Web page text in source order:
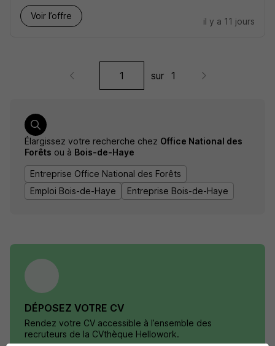
Voir l’offre
il y a 11 jours
sur 1
Élargissez votre recherche chez Office National des
Forêts ou à Bois-de-Haye
Entreprise Office National des Forêts
Emploi Bois-de-Haye
Entreprise Bois-de-Haye
DÉPOSEZ VOTRE CV
Rendez votre CV accessible à l’ensemble des
recruteurs de la CVthèque Hellowork.